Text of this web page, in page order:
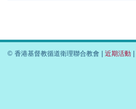
© 香港基督教循道衛理聯合教會 | 近期活動 |